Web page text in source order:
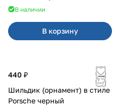
В наличии
В корзину
440 ₽
Шильдик (орнамент) в стиле
Porsche черный